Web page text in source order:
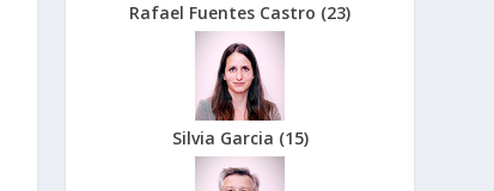
Rafael Fuentes Castro (23)
Silvia Garcia (15)